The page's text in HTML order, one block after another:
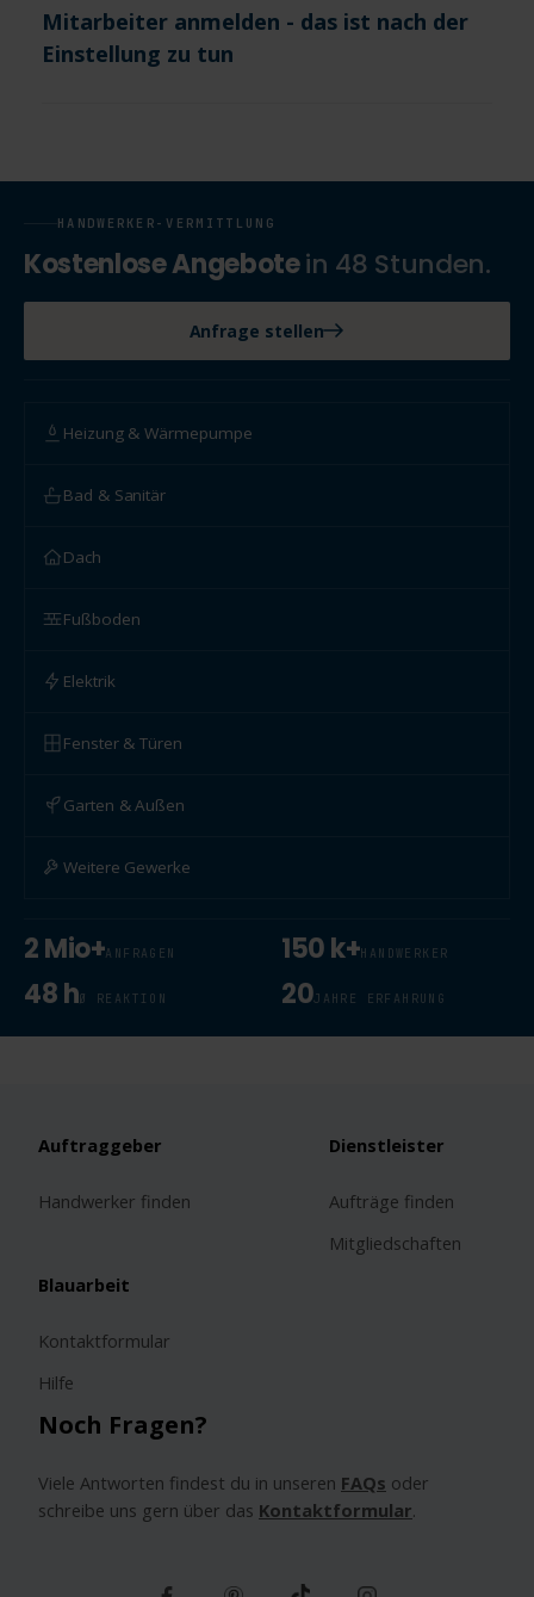
Mitarbeiter anmelden - das ist nach der
Einstellung zu tun
HANDWERKER-VERMITTLUNG
Kostenlose Angebotein 48 Stunden.
Anfrage stellen
Heizung & Wärmepumpe
Bad & Sanitär
Dach
Fußboden
Elektrik
Fenster & Türen
Garten & Außen
Weitere Gewerke
2 Mio+ANFRAGEN 150 k+HANDWERKER
48 hØ REAKTION 20JAHRE ERFAHRUNG
Noch Fragen?
Viele Antworten findest du in unseren FAQs oder
schreibe uns gern über das Kontaktformular.
Auftraggeber
Handwerker finden
Dienstleister
Aufträge finden
Mitgliedschaften
Blauarbeit
Kontaktformular
Hilfe